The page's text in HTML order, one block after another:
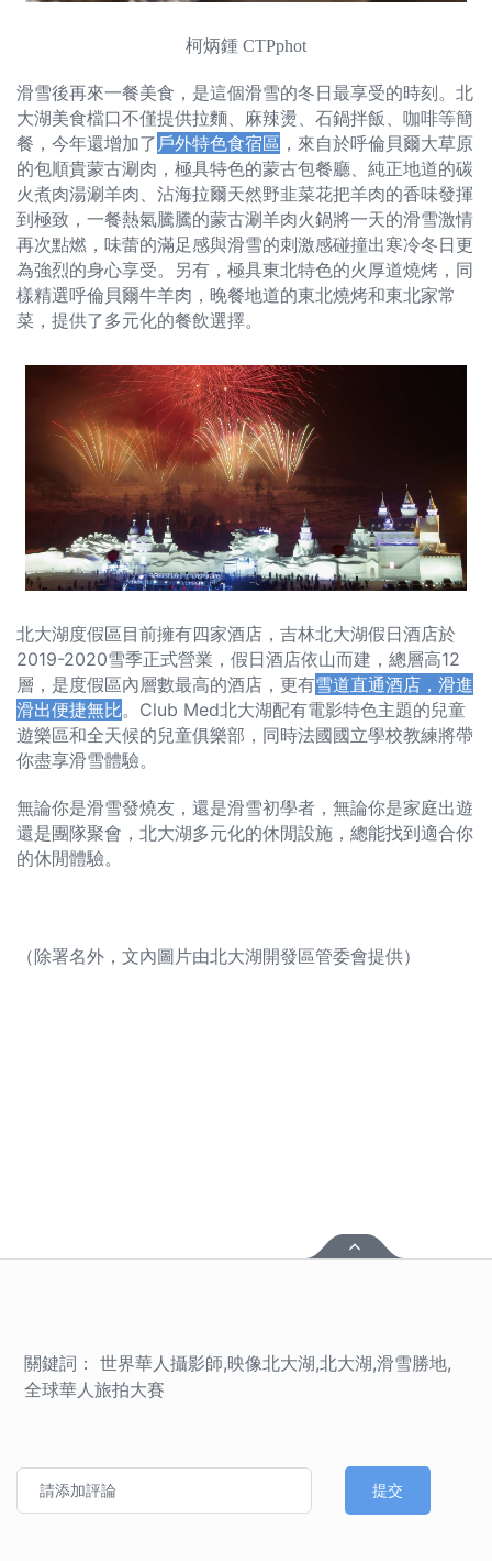
柯炳鍾 CTPphot
滑雪後再來一餐美食，是這個滑雪的冬日最享受的時刻。北
大湖美食檔口不僅提供拉麵、麻辣燙、石鍋拌飯、咖啡等簡
餐，今年還增加了 戶外特色食宿區 ，來自於呼倫貝爾大草原
的包順貴蒙古涮肉，極具特色的蒙古包餐廳、純正地道的碳
火煮肉湯涮羊肉、沾海拉爾天然野韭菜花把羊肉的香味發揮
到極致，一餐熱氣騰騰的蒙古涮羊肉火鍋將一天的滑雪激情
再次點燃，味蕾的滿足感與滑雪的刺激感碰撞出寒冷冬日更
為強烈的身心享受。另有，極具東北特色的火厚道燒烤，同
樣精選呼倫貝爾牛羊肉，晚餐地道的東北燒烤和東北家常
菜，提供了多元化的餐飲選擇。
北大湖度假區目前擁有四家酒店，吉林北大湖假日酒店於
2019-2020雪季正式營業，假日酒店依山而建，總層高12
層，是度假區內層數最高的酒店，更有雪道直通酒店 ，滑進
滑出便捷無比。Club Med北大湖配有電影特色主題的兒童
遊樂區和全天候的兒童俱樂部，同時法國國立學校教練將帶
你盡享滑雪體驗。
無論你是滑雪發燒友，還是滑雪初學者，無論你是家庭出遊
還是團隊聚會，北大湖多元化的休閒設施，總能找到適合你
的休閒體驗。
（除署名外，文內圖片由北大湖開發區管委會提供）
關鍵詞： 世界華人攝影師,映像北大湖,北大湖,滑雪勝地,
全球華人旅拍大賽
提交